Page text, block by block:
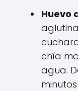
Huevo
chía
agua.